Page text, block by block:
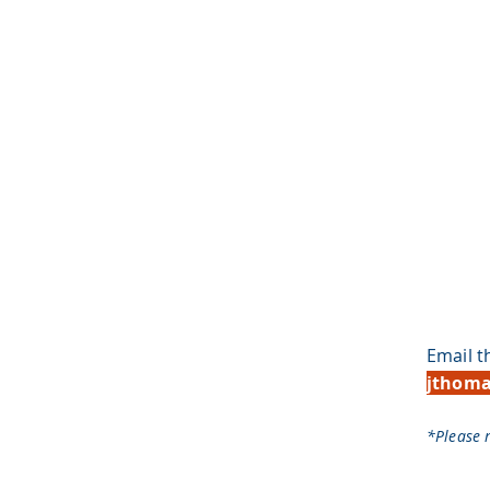
Email
*Please